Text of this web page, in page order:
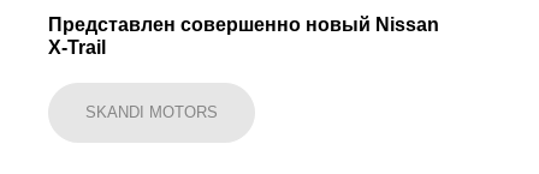
Представлен совершенно новый Nissan
X-Trail
SKANDI MOTORS